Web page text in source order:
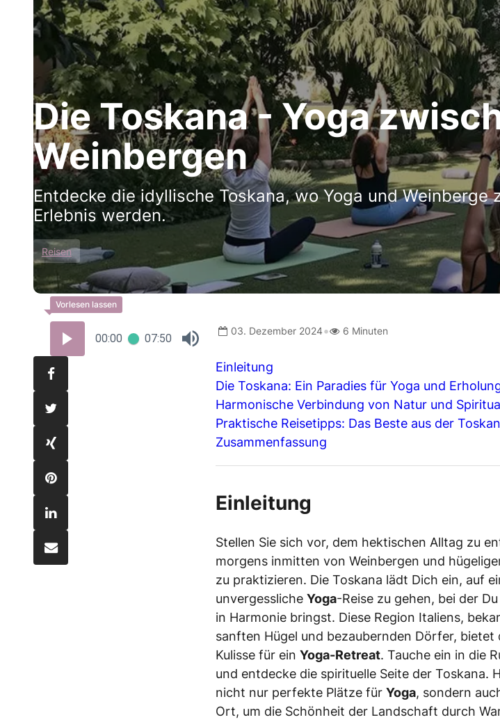
Die Toskana - Yoga
Weinbergen
Entdecke die idyllische Toskana, wo Yoga und Weinberge
Erlebnis werden.
Reisen
00:00 07:50
03. Dezember 2024• 6 Minuten
Einleitung
Die Toskana: Ein Paradies für Yoga und
Harmonische Verbindung von Natur und
Praktische Reisetipps: Das Beste aus der
Zusammenfassung
Einleitung
Stellen Sie sich vor, dem hektischen Alltag zu
morgens inmitten von Weinbergen und
zu praktizieren. Die Toskana lädt Dich ein, auf
unvergessliche Yoga-Reise zu gehen, bei der
in Harmonie bringst. Diese Region Italiens,
sanften Hügel und bezaubernden Dörfer, bietet
Kulisse für ein Yoga-Retreat. Tauche ein in die
und entdecke die spirituelle Seite der Toskana.
nicht nur perfekte Plätze für Yoga, sondern
Ort, um die Schönheit der Landschaft durch